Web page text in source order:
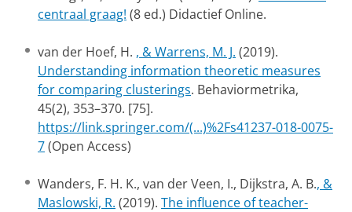
centraal graag! (8 ed.) Didactief Online.
van der Hoef, H. , & Warrens, M. J. (2019).
Understanding information theoretic measures
for comparing clusterings. Behaviormetrika,
45(2), 353–370. [75].
https://link.springer.com/(...)%2Fs41237-018-0075-
7(Open Access)
Wanders, F. H. K., van der Veen, I., Dijkstra, A. B., &
Maslowski, R. (2019). The influence of teacher-